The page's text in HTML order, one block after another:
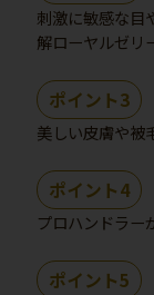
刺激に敏感な目
解ローヤルゼリ
ポイント3
美しい皮膚や被
ポイント4
プロハンドラー
ポイント5